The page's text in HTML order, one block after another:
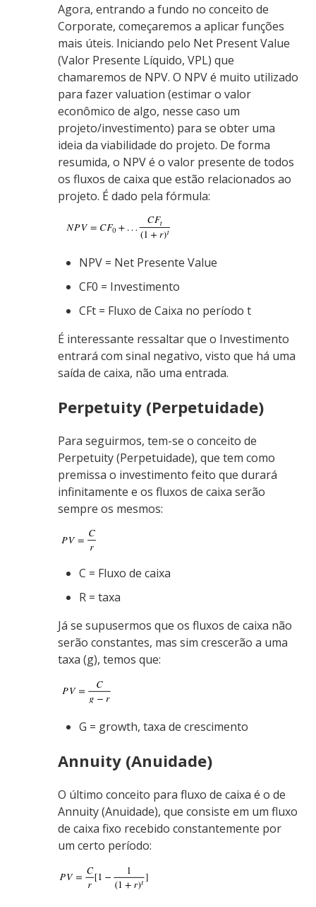
Agora, entrando a fundo no conceito de
Corporate, começaremos a aplicar funções
mais úteis. Iniciando pelo Net Present Value
(Valor Presente Líquido, VPL) que
chamaremos de NPV. O NPV é muito utilizado
para fazer valuation (estimar o valor
econômico de algo, nesse caso um
projeto/investimento) para se obter uma
ideia da viabilidade do projeto. De forma
resumida, o NPV é o valor presente de todos
os fluxos de caixa que estão relacionados ao
projeto. É dado pela fórmula:
NPV = Net Presente Value
CF0 = Investimento
CFt = Fluxo de Caixa no período t
É interessante ressaltar que o Investimento
entrará com sinal negativo, visto que há uma
saída de caixa, não uma entrada.
Perpetuity (Perpetuidade)
Para seguirmos, tem-se o conceito de
Perpetuity (Perpetuidade), que tem como
premissa o investimento feito que durará
infinitamente e os fluxos de caixa serão
sempre os mesmos:
C = Fluxo de caixa
R = taxa
Já se supusermos que os fluxos de caixa não
serão constantes, mas sim crescerão a uma
taxa (g), temos que:
G = growth, taxa de crescimento
Annuity (Anuidade)
O último conceito para fluxo de caixa é o de
Annuity (Anuidade), que consiste em um fluxo
de caixa fixo recebido constantemente por
um certo período: